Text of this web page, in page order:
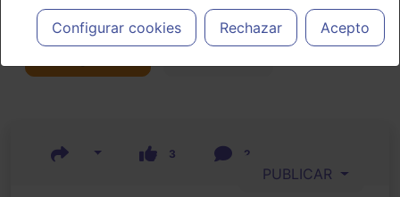
profesionales facultados prescribir medicamentos y decidir, en
cada caso concreto, el tratamiento más adecuado a las
necesidades del paciente.
Configurar cookies Rechazar Acepto
Actualidad y Artículos|Psicosomática
3 2
PUBLICAR